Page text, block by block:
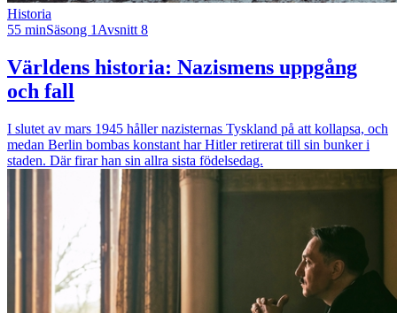
Historia
55 minSäsong 1 Avsnitt 8
Världens historia: Nazismens uppgång
och fall
I slutet av mars 1945 håller nazisternas Tyskland på att kollapsa, och
medan Berlin bombas konstant har Hitler retirerat till sin bunker i
staden. Där firar han sin allra sista födelsedag.